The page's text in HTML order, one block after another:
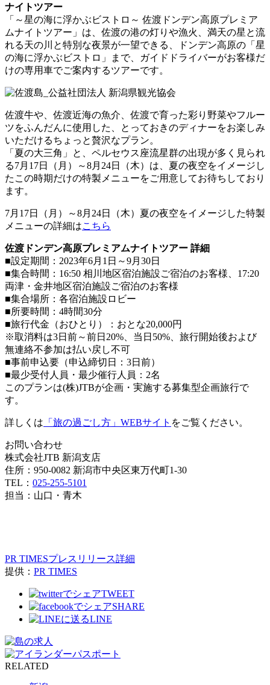
ナイトツアー
「～星の海に浮かぶビストロ～ 佐渡ドンデン高原プレミア
ムナイトツアー」は、佐渡の港の灯りや漁火、満天の星と流
れる天の川と特別な夜景が一望できる、ドンデン高原の「星
の海に浮かぶビストロ」まで、ガイドドライバーがお客様だ
けの専用車でご案内するツアーです。
佐渡牛や、佐渡近海の魚介、佐渡で育った彩り野菜やフルー
ツをふんだんに使用した、とっておきのディナーをお楽しみ
いただけるちょっと贅沢なプラン。
「夏の大三角」と、ペルセウス座流星群の出現が多く見られ
る7月17日（月）～8月24日（木）は、夏の夜空をイメージし
たこの時期だけの特製メニューをご用意してお待ちしており
ます。
7月17日（月）～8月24日（木）夏の夜空をイメージした特製
メニューの詳細はこちら
佐渡ドンデン高原プレミアムナイトツアー 詳細
■設定期間：2023年6月1日～9月30日
■集合時間：16:50 相川地区宿泊施設ご宿泊のお客様、17:20
両津・金井地区宿泊施設ご宿泊のお客様
■集合場所：各宿泊施設ロビー
■所要時間：4時間30分
■旅行代金（おひとり）：おとな20,000円
※取消料は3日前～前日20%、当日50%、旅行開始後および
無連絡不参加は払い戻し不可
■事前申込要（申込締切日：3日前）
■最少受付人員・最少催行人員：2名
このプランは(株)JTBが企画・実施する募集型企画旅行で
す。
詳しくは 「旅の過ごし方」WEBサイト をご覧ください。
お問い合わせ
株式会社JTB 新潟支店
住所：950-0082 新潟市中央区東万代町1-30
TEL： 025-255-5101
担当：山口・青木
PR TIMESプレスリリース詳細
提供： PR TIMES
TWEET
SHARE
LINE
RELATED